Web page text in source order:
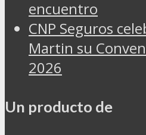
encuentro
CNP Seguros
Martin su
2026
Un producto de